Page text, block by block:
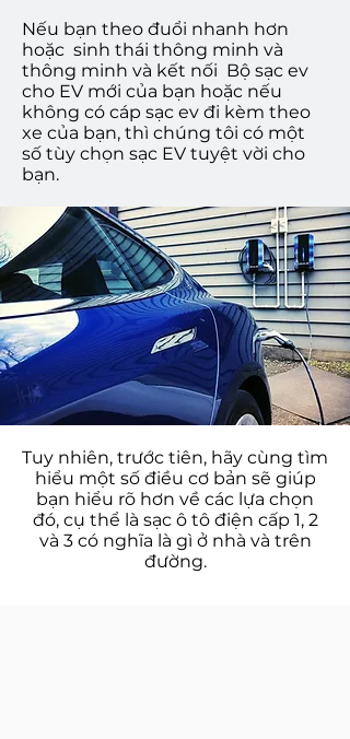
Nếu bạn theo đuổi nhanh hơn
hoặc sinh thái thông minh và
thông minh và kết nối Bộ sạc ev
cho EV mới của bạn hoặc nếu
không có cáp sạc ev đi kèm theo
xe của bạn, thì chúng tôi có một
số tùy chọn sạc EV tuyệt vời cho
bạn.
Tuy nhiên, trước tiên, hãy cùng tìm
hiểu một số điều cơ bản sẽ giúp
bạn hiểu rõ hơn về các lựa chọn
đó, cụ thể là sạc ô tô điện cấp 1, 2
và 3 có nghĩa là gì ở nhà và trên
đường.